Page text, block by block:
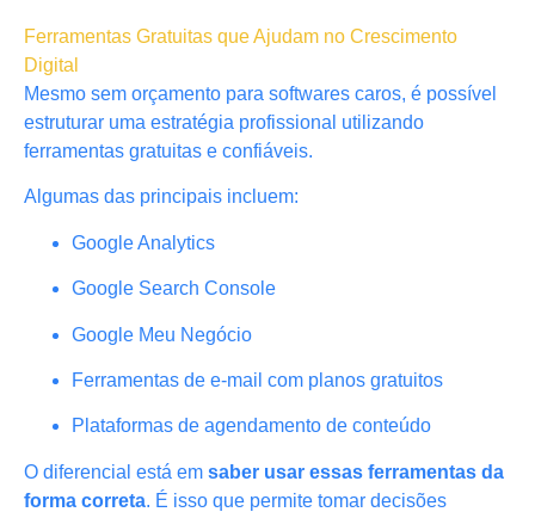
Ferramentas Gratuitas que Ajudam no Crescimento
Digital
Mesmo sem orçamento para softwares caros, é possível
estruturar uma estratégia profissional utilizando
ferramentas gratuitas e confiáveis.
Algumas das principais incluem:
Google Analytics
Google Search Console
Google Meu Negócio
Ferramentas de e-mail com planos gratuitos
Plataformas de agendamento de conteúdo
O diferencial está em saber usar essas ferramentas da
forma correta. É isso que permite tomar decisões